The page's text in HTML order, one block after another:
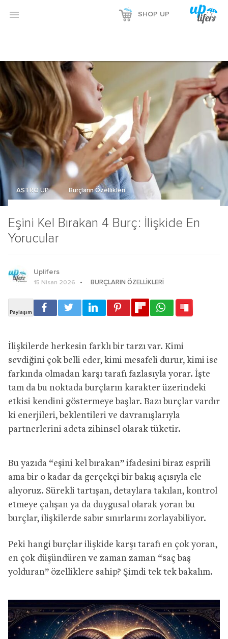
Reklamı Göster
Reklamı Gizle
 SHOP UP
Eşini Kel Bırakan 4 Burç: İlişkide En
Yorucular
ASTRO UP Burçların Özellikleri
Uplifers
15 Nisan 2026 BURÇLARIN ÖZELLIKLERI
İlişkilerde herkesin farklı bir tarzı var. Kimi
sevdiğini çok belli eder, kimi mesafeli durur, kimi ise
farkında olmadan karşı tarafı fazlasıyla yorar. İşte
tam da bu noktada burçların karakter üzerindeki
etkisi kendini göstermeye başlar. Bazı burçlar vardır
ki enerjileri, beklentileri ve davranışlarıyla
partnerlerini adeta zihinsel olarak tüketir.
Bu yazıda “eşini kel bırakan” ifadesini biraz esprili
ama bir o kadar da gerçekçi bir bakış açısıyla ele
alıyoruz. Sürekli tartışan, detaylara takılan, kontrol
etmeye çalışan ya da duygusal olarak yoran bu
burçlar, ilişkilerde sabır sınırlarını zorlayabiliyor.
Peki hangi burçlar ilişkide karşı tarafı en çok yoran,
en çok düşündüren ve zaman zaman “saç baş
yolduran” özelliklere sahip? Şimdi tek tek bakalım.